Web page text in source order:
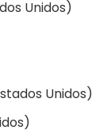
Unidos)
Unidos)